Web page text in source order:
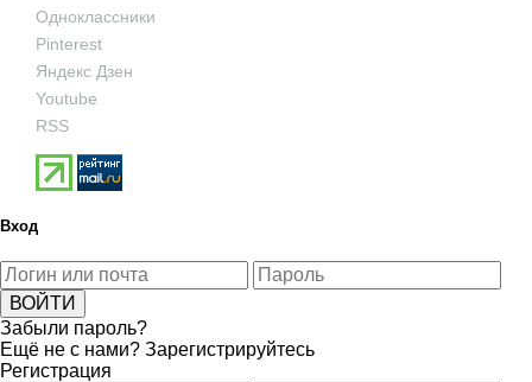
Одноклассники
Pinterest
Яндекс Дзен
Youtube
RSS
Вход
Забыли пароль?
Ещё не с нами? Зарегистрируйтесь
Регистрация